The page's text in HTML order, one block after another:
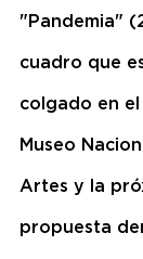
"Pandemia"
cuadro que
colgado en el
Museo
Artes y la
propuesta